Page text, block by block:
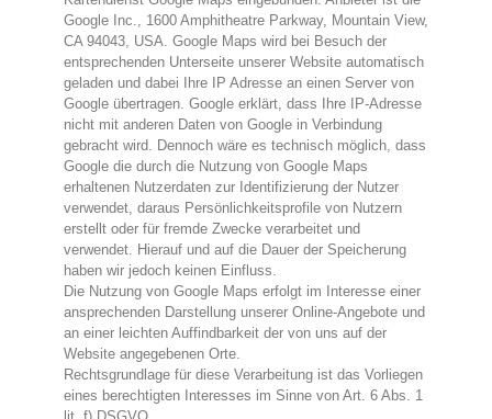
Google Inc., 1600 Amphitheatre Parkway, Mountain View,
CA 94043, USA. Google Maps wird bei Besuch der
entsprechenden Unterseite unserer Website automatisch
geladen und dabei Ihre IP Adresse an einen Server von
Google übertragen. Google erklärt, dass Ihre IP-Adresse
nicht mit anderen Daten von Google in Verbindung
gebracht wird. Dennoch wäre es technisch möglich, dass
Google die durch die Nutzung von Google Maps
erhaltenen Nutzerdaten zur Identifizierung der Nutzer
verwendet, daraus Persönlichkeitsprofile von Nutzern
erstellt oder für fremde Zwecke verarbeitet und
verwendet. Hierauf und auf die Dauer der Speicherung
haben wir jedoch keinen Einfluss.
Die Nutzung von Google Maps erfolgt im Interesse einer
ansprechenden Darstellung unserer Online-Angebote und
an einer leichten Auffindbarkeit der von uns auf der
Website angegebenen Orte.
Rechtsgrundlage für diese Verarbeitung ist das Vorliegen
eines berechtigten Interesses im Sinne von Art. 6 Abs. 1